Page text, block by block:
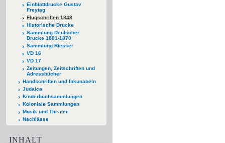
Einblattdrucke Gustav
Freytag
Flugschriften 1848
Historische Drucke
Sammlung Deutscher
Drucke 1801-1870
Sammlung Riesser
VD 16
VD 17
Zeitungen, Zeitschriften und
Adressbücher
Handschriften und Inkunabeln
Judaica
Kinderbuchsammlungen
Koloniale Sammlungen
Musik und Theater
Nachlässe
INHALT